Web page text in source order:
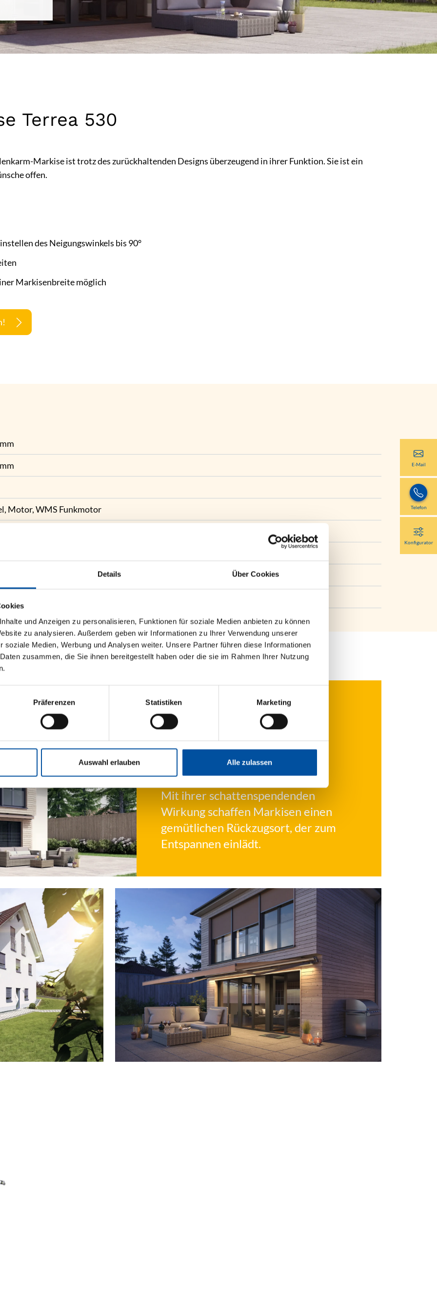
Details Über Cookies
und Anzeigen zu personalisieren, Funktionen für soziale Medien anbieten zu können
zu analysieren. Außerdem geben wir Informationen zu Ihrer Verwendung unserer
soziale Medien, Werbung und Analysen weiter. Unsere Partner führen diese Informationen
zusammen, die Sie ihnen bereitgestellt haben oder die sie im Rahmen Ihrer Nutzung
Präferenzen Statistiken Marketing
Auswahl erlauben Alle zulassen
Terrea 530
Markise ist trotz des zurückhaltenden Designs überzeugend in ihrer Funktion. Sie ist ein
offen.
des Neigungswinkels bis 90°
Markisenbreite möglich
Motor, WMS Funkmotor
in RAL 9016, RAL 9006, W4916, optional gem. WAREMA Farbwelt
Weather, Acryl Standard, Soltis 92, Starlight Blue, Twilight Pearl
Mit ihrer schattenspendenden
Wirkung schaffen Markisen einen
gemütlichen Rückzugsort, der zum
Entspannen einlädt.
E-Mail
Telefon
Konfigurator